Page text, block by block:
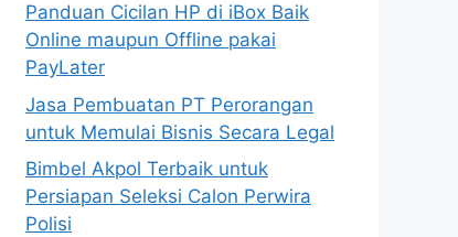
Panduan Cicilan HP di iBox Baik
Online maupun Offline pakai
PayLater
Jasa Pembuatan PT Perorangan
untuk Memulai Bisnis Secara Legal
Bimbel Akpol Terbaik untuk
Persiapan Seleksi Calon Perwira
Polisi